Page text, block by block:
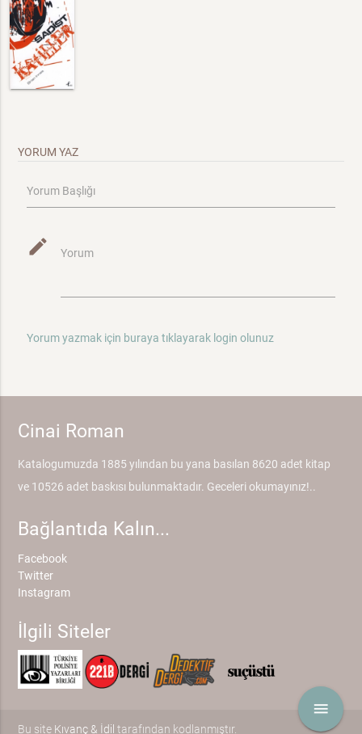
menu
YORUM YAZ
Yorum Başlığı
mode_edit Yorum
Yorum yazmak için buraya tıklayarak login olunuz
Cinai Roman
Katalogumuzda 1885 yılından bu yana basılan 8620 adet kitap
ve 10526 adet baskısı bulunmaktadır. Geceleri okumayınız!..
Bağlantıda Kalın...
Facebook
Twitter
Instagram
İlgili Siteler
Bu site Kıvanç & İdil tarafından kodlanmıştır.